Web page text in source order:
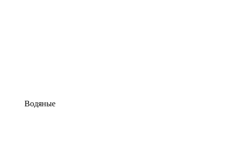
Водяные